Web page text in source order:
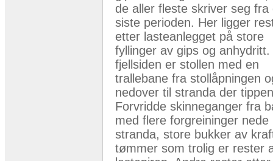
de aller fleste skriver seg fra
siste perioden. Her ligger
etter lasteanlegget på store
fyllinger av gips og anhydritt.
fjellsiden er stollen med en
trallebane fra stollåpningen
nedover til stranda der
Forvridde skinneganger fra
med flere forgreininger nede
stranda, store bukker av
tømmer som trolig er rester